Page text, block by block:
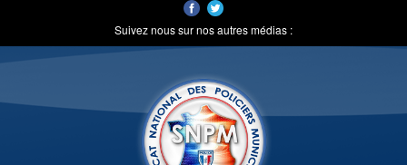
Suivez nous sur nos autres médias :